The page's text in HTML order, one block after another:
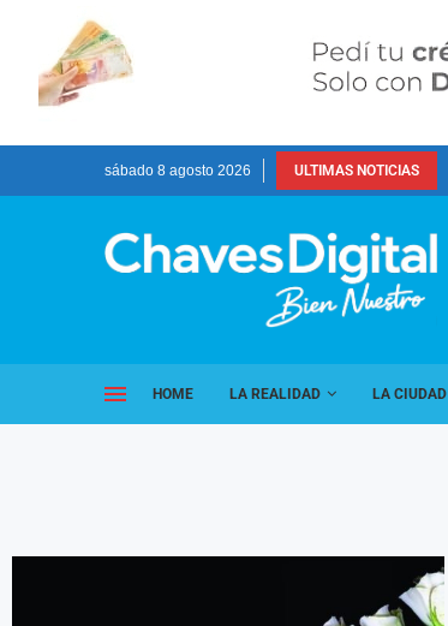
sábado 8 agosto 2026 ULTIMAS NOTICIAS
HOME LA REALIDAD LA CIUDAD